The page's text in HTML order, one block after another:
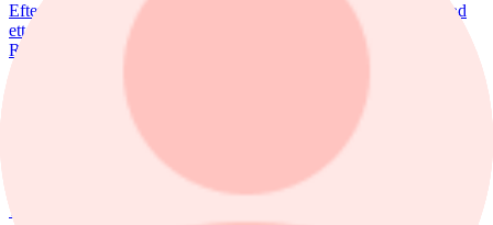
Efter en svagare utveckling hittills i år fick Spiltan Småbolagsfond
ett tydligt lyft i juli. Mips bidrog mest till uppgången, medan
RaySearch Laboratories är ett nytt innehav i fonden.
Fondvinnare med banktung portfölj
Tommi Saukkoriipi har styrt nästan halva SEB Swedish Value Fund